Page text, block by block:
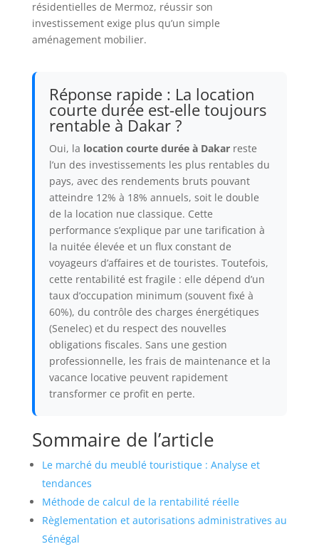
résidentielles de Mermoz, réussir son
investissement exige plus qu’un simple
aménagement mobilier.
Réponse rapide : La location
courte durée est-elle toujours
rentable à Dakar ?
Oui, la location courte durée à Dakarreste
l’un des investissements les plus rentables du
pays, avec des rendements bruts pouvant
atteindre 12% à 18% annuels, soit le double
de la location nue classique. Cette
performance s’explique par une tarification à
la nuitée élevée et un flux constant de
voyageurs d’affaires et de touristes. Toutefois,
cette rentabilité est fragile : elle dépend d’un
taux d’occupation minimum (souvent fixé à
60%), du contrôle des charges énergétiques
(Senelec) et du respect des nouvelles
obligations fiscales. Sans une gestion
professionnelle, les frais de maintenance et la
vacance locative peuvent rapidement
transformer ce profit en perte.
Sommaire de l’article
Le marché du meublé touristique : Analyse et
tendances
Méthode de calcul de la rentabilité réelle
Règlementation et autorisations administratives au
Sénégal